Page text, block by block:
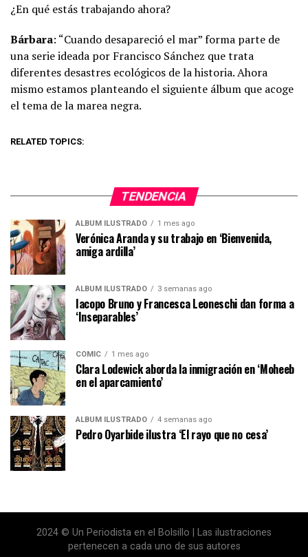
¿En qué estás trabajando ahora?
Bárbara: “Cuando desapareció el mar” forma parte de
una serie ideada por Francisco Sánchez que trata
diferentes desastres ecológicos de la historia. Ahora
mismo estamos planteando el siguiente álbum que acoge
el tema de la marea negra.
RELATED TOPICS:
TENDENCIA
ÁLBUM ILUSTRADO 1 mes ago
Verónica Aranda y su trabajo en ‘Bienvenida,
amiga ardilla’
ÁLBUM ILUSTRADO 3 semanas ago
Iacopo Bruno y Francesca Leoneschi dan forma a
‘Inseparables’
CÓMIC 1 mes ago
Clara Lodewick aborda la inmigración en ‘Moheeb
en el aparcamiento’
ÁLBUM ILUSTRADO 4 semanas ago
Pedro Oyarbide ilustra ‘El rayo que no cesa’
2024 © Un Periodista en el Bolsillo | Las ilustraciones
pertenecen a cada uno de sus autores